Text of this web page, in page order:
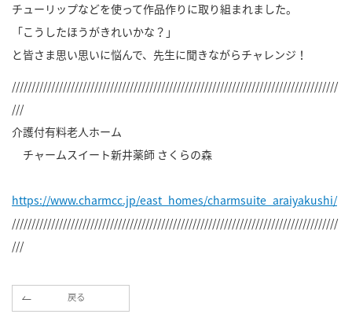
チューリップなどを使って作品作りに取り組まれました。
「こうしたほうがきれいかな？」
と皆さま思い思いに悩んで、先生に聞きながらチャレンジ！
///////////////////////////////////////////////////////////////////////////////////
///
介護付有料老人ホーム
チャームスイート新井薬師 さくらの森
https://www.charmcc.jp/east_homes/charmsuite_araiyakushi/
///////////////////////////////////////////////////////////////////////////////////
///
戻る